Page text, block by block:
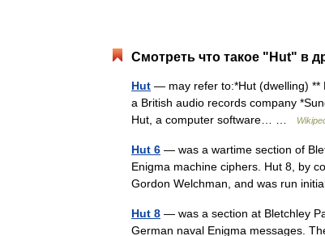
Смотреть что такое "Hut" в
Hut — may refer to:*Hut (dwelling) **
a British audio records company
Hut, a computer software… …
Hut 6 — was a wartime section of
Enigma machine ciphers. Hut 8, by
Gordon Welchman, and was run
Hut 8 — was a section at Bletchley
German naval Enigma messages.